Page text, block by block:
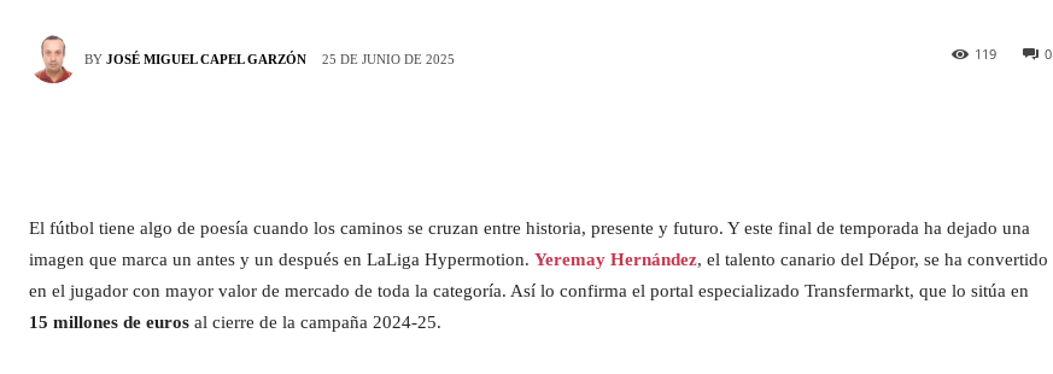
BY JOSÉ MIGUEL CAPEL GARZÓN 25 DE JUNIO DE 2025 0
119
El fútbol tiene algo de poesía cuando los caminos se cruzan entre historia, presente y futuro. Y este final de temporada ha dejado una
imagen que marca un antes y un después en LaLiga Hypermotion. Yeremay Hernández, el talento canario del Dépor, se ha convertido
en el jugador con mayor valor de mercado de toda la categoría. Así lo confirma el portal especializado Transfermarkt, que lo sitúa en
15 millones de euros al cierre de la campaña 2024-25.